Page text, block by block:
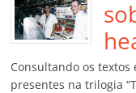
o
o
k
Consultando os textos
presentes na trilogia